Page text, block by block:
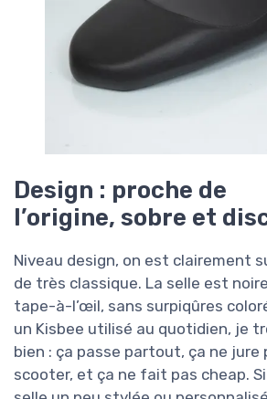
Design : proche de
l’origine, sobre et
Niveau design, on est clairement
de très classique. La selle est
tape-à-l’œil, sans surpiqûres
un Kisbee utilisé au quotidien, je
bien : ça passe partout, ça ne jure
scooter, et ça ne fait pas cheap.